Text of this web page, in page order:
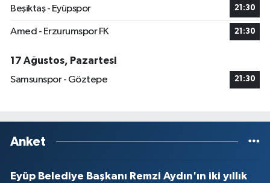
Beşiktaş - Eyüpspor 21:30
Amed - Erzurumspor FK 21:30
17 Ağustos, Pazartesi
Samsunspor - Göztepe
21:30
Anket
Eyüp Belediye Başkanı Remzi Aydın'ın iki yıllık